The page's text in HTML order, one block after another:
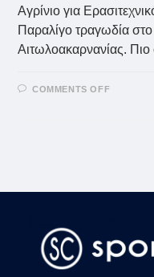
Αγρίνιο για
Παραλίγο τραγωδία
Αιτωλοακαρνανίας.
COMMENTS OFF
(VID)